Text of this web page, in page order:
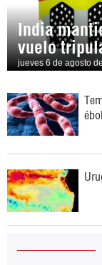
India
vuelo
jueves 6 de agosto